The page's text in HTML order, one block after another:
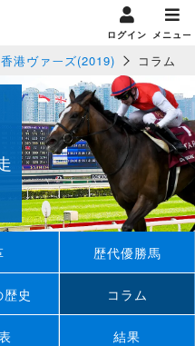
ログイン メニュー
香港ヴァーズ(2019) コラム
歴代優勝馬
史 コラム
結果